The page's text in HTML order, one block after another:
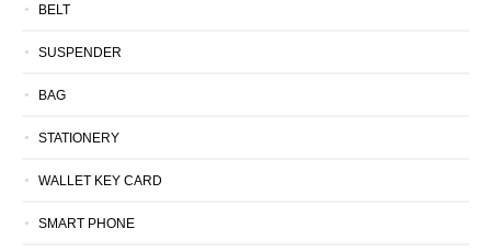
BELT
SUSPENDER
BAG
STATIONERY
WALLET KEY CARD
SMART PHONE